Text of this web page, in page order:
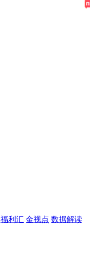
福利汇 金视点 数据解读